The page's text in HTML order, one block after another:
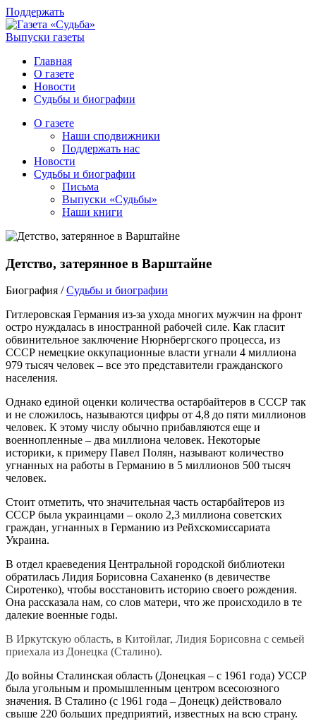
Поддержать
Выпуски газеты
Главная
О газете
Новости
Судьбы и биографии
О газете
Наши сподвижники
Поддержать нас
Новости
Судьбы и биографии
Письма
Выпуски «Судьбы»
Наши книги
Детство, затерянное в Варштайне
Биография /Судьбы и биографии
Гитлеровская Германия из-за ухода многих мужчин на фронт
остро нуждалась в иностранной рабочей силе. Как гласит
обвинительное заключение Нюрнбергского процесса, из
СССР немецкие оккупационные власти угнали 4 миллиона
979 тысяч человек – все это представители гражданского
населения.
Однако единой оценки количества остарбайтеров в СССР так
и не сложилось, называются цифры от 4,8 до пяти миллионов
человек. К этому числу обычно прибавляются еще и
военнопленные – два миллиона человек. Некоторые
историки, к примеру Павел Полян, называют количество
угнанных на работы в Германию в 5 миллионов 500 тысяч
человек.
Стоит отметить, что значительная часть остарбайтеров из
СССР была украинцами – около 2,3 миллиона советских
граждан, угнанных в Германию из Рейхскомиссариата
Украина.
В отдел краеведения Центральной городской библиотеки
обратилась Лидия Борисовна Саханенко (в девичестве
Сиротенко), чтобы восстановить историю своего рождения.
Она рассказала нам, со слов матери, что же происходило в те
далекие военные годы.
В Иркутскую область, в Китойлаг, Лидия Борисовна с семьей
приехала из Донецка (Сталино).
До войны Сталинская область (Донецкая – с 1961 года) УССР
была угольным и промышленным центром всесоюзного
значения. В Сталино (с 1961 года – Донецк) действовало
свыше 220 больших предприятий, известных на всю страну.